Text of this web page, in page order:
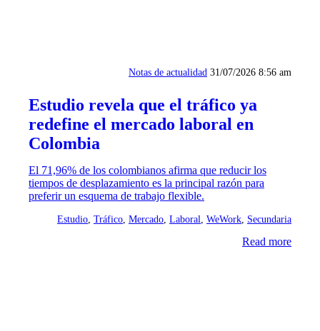
Notas de actualidad 31/07/2026 8:56 am
Estudio revela que el tráfico ya
redefine el mercado laboral en
Colombia
El 71,96% de los colombianos afirma que reducir los
tiempos de desplazamiento es la principal razón para
preferir un esquema de trabajo flexible.
Estudio Tráfico Mercado Laboral WeWork Secundaria
Read more